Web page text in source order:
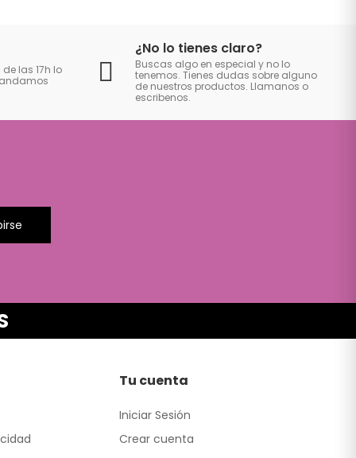
las 17h lo
¿No lo tienes claro?
Buscas algo en especial y no lo
tenemos. Tienes dudas sobre alguno
de nuestros productos. Llamanos o
escribenos.
Tu cuenta
Iniciar Sesión
Crear cuenta